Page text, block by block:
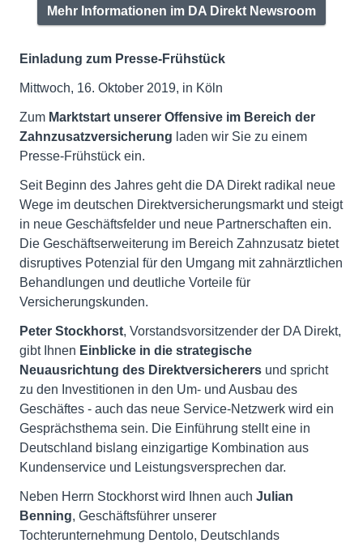
Mehr Informationen im DA Direkt Newsroom
Einladung zum Presse-Frühstück
Mittwoch, 16. Oktober 2019, in Köln
Zum Marktstart unserer Offensive im Bereich der
Zahnzusatzversicherung laden wir Sie zu einem
Presse-Frühstück ein.
Seit Beginn des Jahres geht die DA Direkt radikal neue
Wege im deutschen Direktversicherungsmarkt und steigt
in neue Geschäftsfelder und neue Partnerschaften ein.
Die Geschäftserweiterung im Bereich Zahnzusatz bietet
disruptives Potenzial für den Umgang mit zahnärztlichen
Behandlungen und deutliche Vorteile für
Versicherungskunden.
Peter Stockhorst, Vorstandsvorsitzender der DA Direkt,
gibt Ihnen Einblicke in die strategische
Neuausrichtung des Direktversicherers und spricht
zu den Investitionen in den Um- und Ausbau des
Geschäftes - auch das neue Service-Netzwerk wird ein
Gesprächsthema sein. Die Einführung stellt eine in
Deutschland bislang einzigartige Kombination aus
Kundenservice und Leistungsversprechen dar.
Neben Herrn Stockhorst wird Ihnen auch Julian
Benning, Geschäftsführer unserer
Tochterunternehmung Dentolo, Deutschlands